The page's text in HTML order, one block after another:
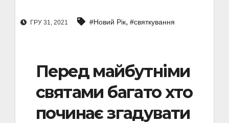
ГРУ 31, 2021 #Новий Рік, #святкування
Перед майбутніми
святами багато хто
починає згадувати